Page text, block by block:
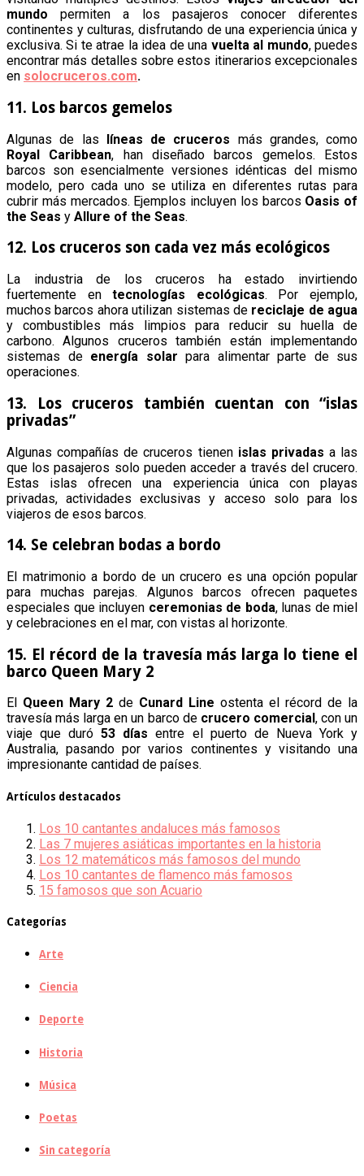
mundo permiten a los pasajeros conocer diferentes
continentes y culturas, disfrutando de una experiencia única y
exclusiva. Si te atrae la idea de una vuelta al mundo, puedes
encontrar más detalles sobre estos itinerarios excepcionales
en solocruceros.com.
11. Los barcos gemelos
Algunas de las líneas de cruceros más grandes, como
Royal Caribbean, han diseñado barcos gemelos. Estos
barcos son esencialmente versiones idénticas del mismo
modelo, pero cada uno se utiliza en diferentes rutas para
cubrir más mercados. Ejemplos incluyen los barcos Oasis of
the Seas y Allure of the Seas.
12. Los cruceros son cada vez más ecológicos
La industria de los cruceros ha estado invirtiendo
fuertemente entecnologías ecológicas. Por ejemplo,
muchos barcos ahora utilizan sistemas de reciclaje de agua
y combustibles más limpios para reducir su huella de
carbono. Algunos cruceros también están implementando
sistemas de energía solar para alimentar parte de sus
operaciones.
13. Los cruceros también cuentan con “islas
privadas”
Algunas compañías de cruceros tienen islas privadas a las
que los pasajeros solo pueden acceder a través del crucero.
Estas islas ofrecen una experiencia única con playas
privadas, actividades exclusivas y acceso solo para los
viajeros de esos barcos.
14. Se celebran bodas a bordo
El matrimonio a bordo de un crucero es una opción popular
para muchas parejas. Algunos barcos ofrecen paquetes
especiales que incluyen ceremonias de boda, lunas de miel
y celebraciones en el mar, con vistas al horizonte.
15. El récord de la travesía más larga lo tiene el
barco Queen Mary 2
El Queen Mary 2 de Cunard Line ostenta el récord de la
travesía más larga en un barco de crucero comercial , con un
viaje que duró53 días entre el puerto de Nueva York y
Australia, pasando por varios continentes y visitando una
impresionante cantidad de países.
Artículos destacados
Los 10 cantantes andaluces más famosos
Las 7 mujeres asiáticas importantes en la historia
Los 12 matemáticos más famosos del mundo
Los 10 cantantes de flamenco más famosos
15 famosos que son Acuario
Categorías
Arte
Ciencia
Deporte
Historia
Música
Poetas
Sin categoría